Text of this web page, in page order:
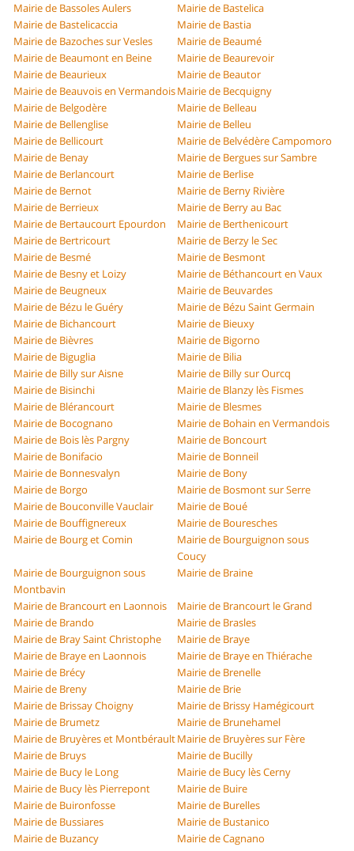
Mairie de Bassoles Aulers
Mairie de Bastelica
Mairie de Bastelicaccia
Mairie de Bastia
Mairie de Bazoches sur Vesles
Mairie de Beaumé
Mairie de Beaumont en Beine
Mairie de Beaurevoir
Mairie de Beaurieux
Mairie de Beautor
Mairie de Beauvois en VermandoisMairie de Becquigny
Mairie de Belgodère
Mairie de Belleau
Mairie de Bellenglise
Mairie de Belleu
Mairie de Bellicourt
Mairie de Belvédère Campomoro
Mairie de Benay
Mairie de Bergues sur Sambre
Mairie de Berlancourt
Mairie de Berlise
Mairie de Bernot
Mairie de Berny Rivière
Mairie de Berrieux
Mairie de Berry au Bac
Mairie de Bertaucourt Epourdon
Mairie de Berthenicourt
Mairie de Bertricourt
Mairie de Berzy le Sec
Mairie de Besmé
Mairie de Besmont
Mairie de Besny et Loizy
Mairie de Béthancourt en Vaux
Mairie de Beugneux
Mairie de Beuvardes
Mairie de Bézu le Guéry
Mairie de Bézu Saint Germain
Mairie de Bichancourt
Mairie de Bieuxy
Mairie de Bièvres
Mairie de Bigorno
Mairie de Biguglia
Mairie de Bilia
Mairie de Billy sur Aisne
Mairie de Billy sur Ourcq
Mairie de Bisinchi
Mairie de Blanzy lès Fismes
Mairie de Blérancourt
Mairie de Blesmes
Mairie de Bocognano
Mairie de Bohain en Vermandois
Mairie de Bois lès Pargny
Mairie de Boncourt
Mairie de Bonifacio
Mairie de Bonneil
Mairie de Bonnesvalyn
Mairie de Bony
Mairie de Borgo
Mairie de Bosmont sur Serre
Mairie de Bouconville Vauclair
Mairie de Boué
Mairie de Bouffignereux
Mairie de Bouresches
Mairie de Bourg et Comin
Mairie de Bourguignon sous
Coucy
Mairie de Bourguignon sous
Montbavin
Mairie de Braine
Mairie de Brancourt en Laonnois
Mairie de Brancourt le Grand
Mairie de Brando
Mairie de Brasles
Mairie de Bray Saint Christophe
Mairie de Braye
Mairie de Braye en Laonnois
Mairie de Braye en Thiérache
Mairie de Brécy
Mairie de Brenelle
Mairie de Breny
Mairie de Brie
Mairie de Brissay Choigny
Mairie de Brissy Hamégicourt
Mairie de Brumetz
Mairie de Brunehamel
Mairie de Bruyères et MontbéraultMairie de Bruyères sur Fère
Mairie de Bruys
Mairie de Bucilly
Mairie de Bucy le Long
Mairie de Bucy lès Cerny
Mairie de Bucy lès Pierrepont
Mairie de Buire
Mairie de Buironfosse
Mairie de Burelles
Mairie de Bussiares
Mairie de Bustanico
Mairie de Buzancy
Mairie de Cagnano